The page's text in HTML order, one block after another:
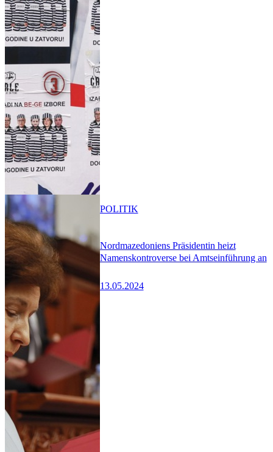
Nordmazedoniens Präsidentin heizt
Namenskontroverse bei Amtseinführung an
13.05.2024
POLITIK